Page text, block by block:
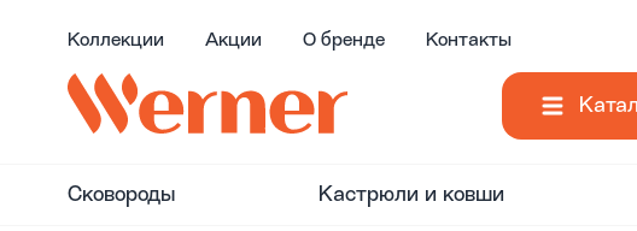
Коллекции Акции О бренде Контакты
Сковороды Кастрюли и ковши